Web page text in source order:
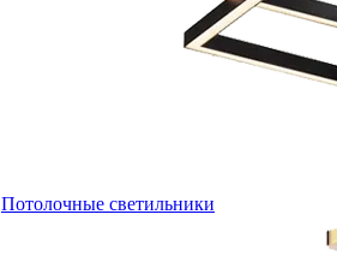
Потолочные светильники